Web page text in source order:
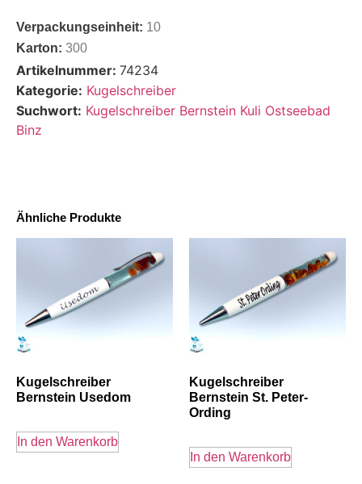
Verpackungseinheit: 10
Karton: 300
Artikelnummer: 74234
Kategorie: Kugelschreiber
Suchwort: Kugelschreiber Bernstein Kuli Ostseebad
Binz
Ähnliche Produkte
Kugelschreiber
Bernstein Usedom
In den Warenkorb
Kugelschreiber
Bernstein St. Peter-
Ording
In den Warenkorb